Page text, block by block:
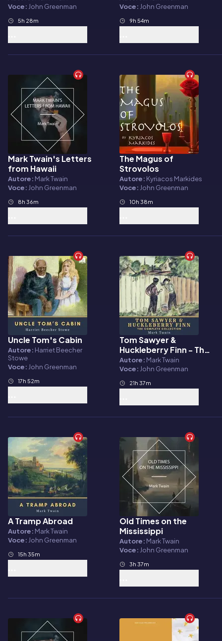
Voce: John Greenman
5h 28m
Voce: John Greenman
9h 54m
Audiolibro
Mark Twain's Letters
from Hawaii
Autore: Mark Twain
Voce: John Greenman
8h 36m
Audiolibro
The Magus of
Strovolos
Autore: Kyriacos Markides
Voce: John Greenman
10h 38m
Audiolibro
Uncle Tom's Cabin
Autore: Harriet Beecher
Stowe
Voce: John Greenman
17h 52m
Audiolibro
Tom Sawyer &
Huckleberry Finn - The
Complete Collection
Autore: Mark Twain
Voce: John Greenman
21h 37m
Audiolibro
A Tramp Abroad
Autore: Mark Twain
Voce: John Greenman
15h 35m
Audiolibro
Old Times on the
Mississippi
Autore: Mark Twain
Voce: John Greenman
3h 37m